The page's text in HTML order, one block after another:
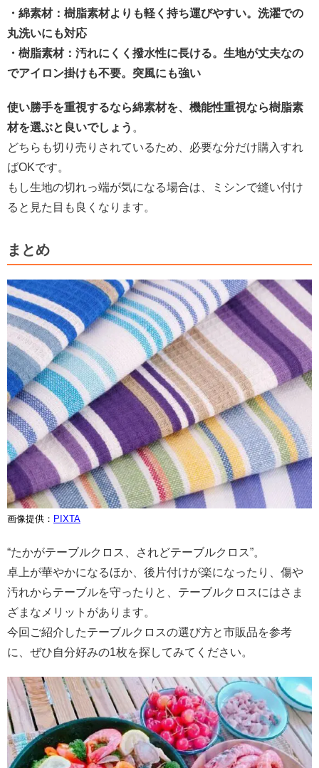
・綿素材：樹脂素材よりも軽く持ち運びやすい。洗濯での
丸洗いにも対応
・樹脂素材：汚れにくく撥水性に長ける。生地が丈夫なの
でアイロン掛けも不要。突風にも強い
使い勝手を重視するなら綿素材を、機能性重視なら樹脂素
材を選ぶと良いでしょう 。
どちらも切り売りされているため、必要な分だけ購入すれ
ばOKです。
もし生地の切れっ端が気になる場合は、ミシンで縫い付け
ると見た目も良くなります。
まとめ
画像提供： PIXTA
“たかがテーブルクロス、されどテーブルクロス”。
卓上が華やかになるほか、後片付けが楽になったり、傷や
汚れからテーブルを守ったりと、テーブルクロスにはさま
ざまなメリットがあります。
今回ご紹介したテーブルクロスの選び方と市販品を参考
に、ぜひ自分好みの1枚を探してみてください。